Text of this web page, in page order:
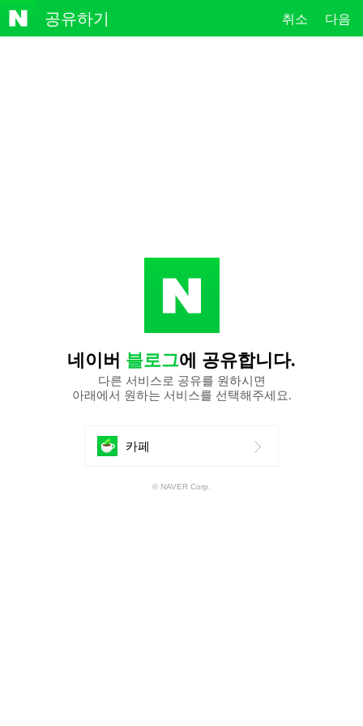
NAVE
공유하기 취소 다음
네이버 블로그에 공유합니다.
다른 서비스로 공유를 원하시면
아래에서 원하는 서비스를 선택해주세요.
카페
공
© NAVER Corp.